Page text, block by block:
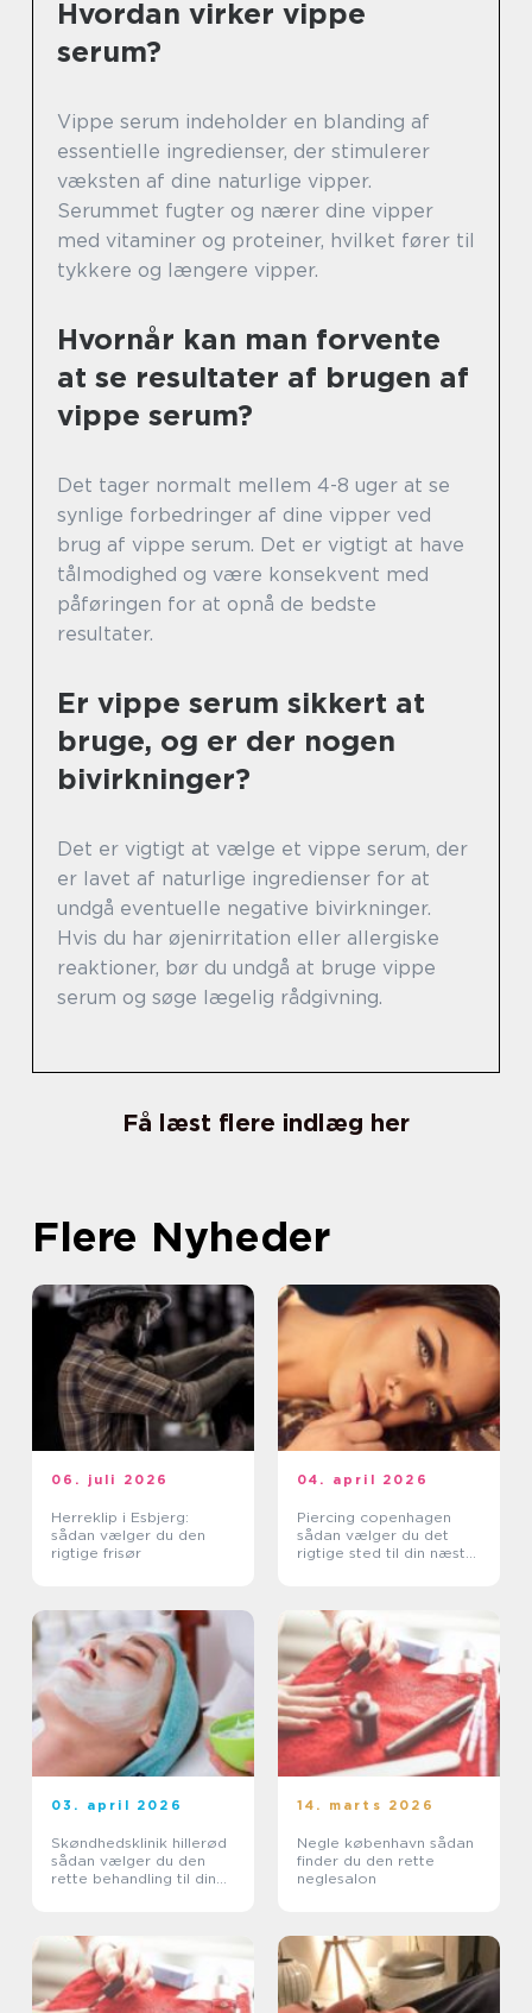
Hvordan virker vippe
serum?
Vippe serum indeholder en blanding af
essentielle ingredienser, der stimulerer
væksten af dine naturlige vipper.
Serummet fugter og nærer dine vipper
med vitaminer og proteiner, hvilket fører til
tykkere og længere vipper.
Hvornår kan man forvente
at se resultater af brugen af
vippe serum?
Det tager normalt mellem 4-8 uger at se
synlige forbedringer af dine vipper ved
brug af vippe serum. Det er vigtigt at have
tålmodighed og være konsekvent med
påføringen for at opnå de bedste
resultater.
Er vippe serum sikkert at
bruge, og er der nogen
bivirkninger?
Det er vigtigt at vælge et vippe serum, der
er lavet af naturlige ingredienser for at
undgå eventuelle negative bivirkninger.
Hvis du har øjenirritation eller allergiske
reaktioner, bør du undgå at bruge vippe
serum og søge lægelig rådgivning.
Få læst flere indlæg her
Flere Nyheder
06. juli 2026
Herreklip i Esbjerg:
sådan vælger du den
rigtige frisør
04. april 2026
Piercing copenhagen
sådan vælger du det
rigtige sted til din næste
03. april 2026
Skøndhedsklinik hillerød
sådan vælger du den
rette behandling til din
14. marts 2026
Negle københavn sådan
finder du den rette
neglesalon